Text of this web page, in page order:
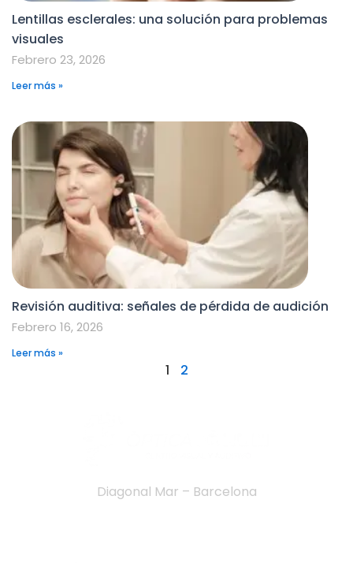
Lentillas esclerales: una solución para problemas
visuales
Febrero 23, 2026
Leer más »
Revisión auditiva: señales de pérdida de audición
Febrero 16, 2026
Leer más »
1 2
Diagonal Mar – Barcelona